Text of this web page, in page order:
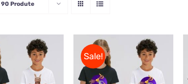
90 Produte
Sale!